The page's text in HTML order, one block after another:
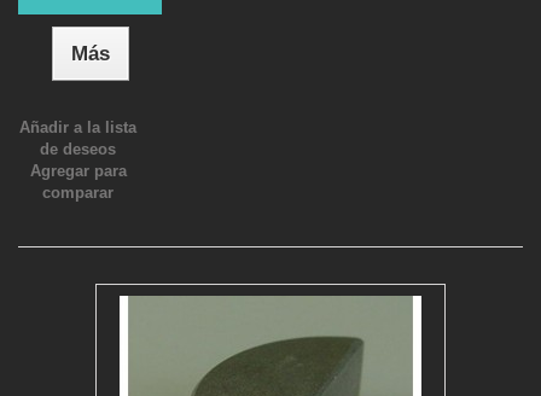
Más
Añadir a la lista
de deseos
Agregar para
comparar